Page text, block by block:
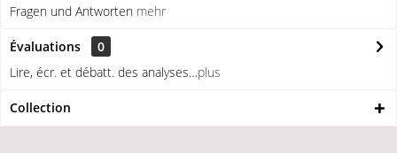
Fragen und Antworten mehr
Évaluations
0
Lire, écr. et débatt. des analyses…plus
Collection